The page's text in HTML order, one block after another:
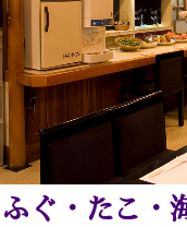
ふぐ・たこ・